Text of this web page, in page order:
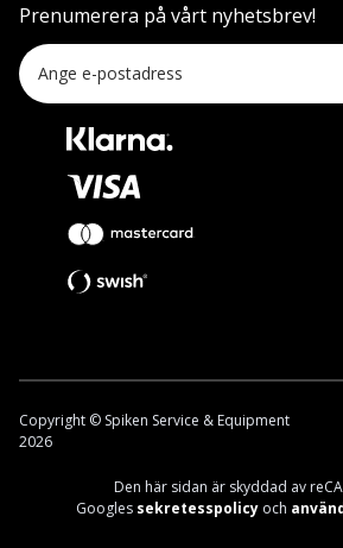
Prenumerera på vårt nyhetsbrev!
Den här sidan är skyddad av
Googles sekretesspolicyoch
Copyright © Spiken Service & Equipment
2026